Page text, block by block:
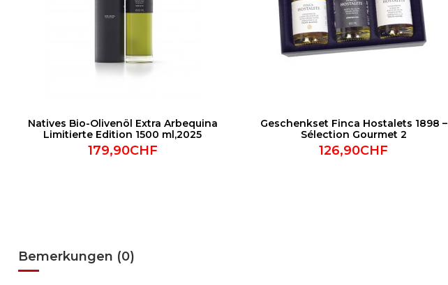
Natives Bio-Olivenöl Extra Arbequina
Limitierte Edition 1500 ml,2025
179,90CHF
Geschenkset Finca Hostalets 1898 –
Sélection Gourmet 2
126,90CHF
Bemerkungen (0)